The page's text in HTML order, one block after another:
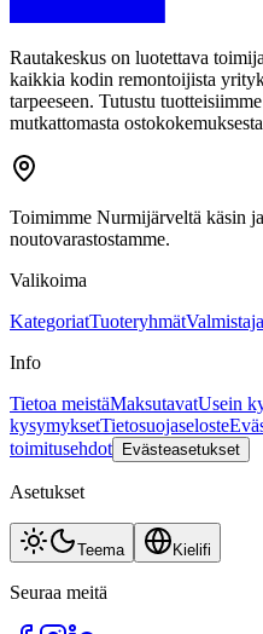
Rautakeskus on luotettava
kaikkia kodin remontoijista
tarpeeseen. Tutustu
mutkattomasta
Toimimme Nurmijärveltä käsin
noutovarastostamme.
Valikoima
KategoriatTuoteryhmät
Info
Tietoa meistäMaksutavatUsein
kysymyksetTietosuojaseloste
toimitusehdot
Evästeasetukset
Asetukset
Teema Kielifi
Seuraa meitä